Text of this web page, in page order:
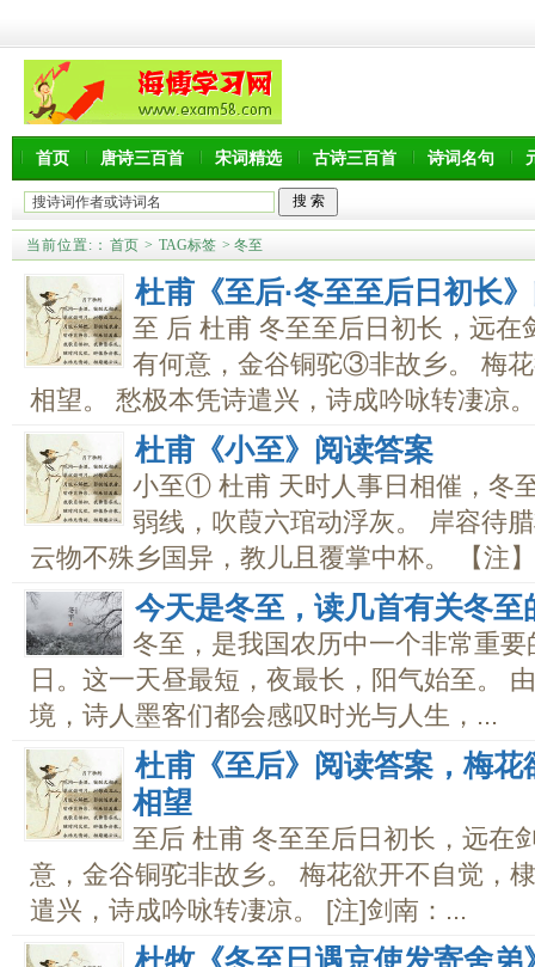
首页 唐诗三百首 宋词精选 古诗三百首 诗词名句
当前位置: ： 首页 > TAG标签 > 冬至
杜甫《至后·冬至至后日初长
至 后 杜甫 冬至至后日初长，远
有何意，金谷铜驼③非故乡。 梅
相望。 愁极本凭诗遣兴，诗成吟咏转凄凉
杜甫《小至》阅读答案
小至① 杜甫 天时人事日相催，冬
弱线，吹葭六琯动浮灰。 岸容待
云物不殊乡国异，教儿且覆掌中杯。 【注
今天是冬至，读几首有关冬至
冬至，是我国农历中一个非常重
日。这一天昼最短，夜最长，阳气始至。
境，诗人墨客们都会感叹时光与人生，...
杜甫《至后》阅读答案，梅
相望
至后 杜甫 冬至至后日初长，远在
意，金谷铜驼非故乡。 梅花欲开不自觉，
遣兴，诗成吟咏转凄凉。 [注]剑南：...
杜牧《冬至日遇京使发寄舍弟